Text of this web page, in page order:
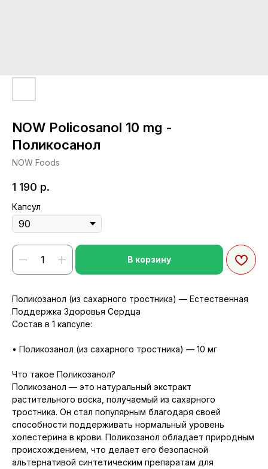
NOW Policosanol 10 mg -
Поликосанол
NOW Foods
1 190 р.
Капсул
В корзину
Поликозанол (из сахарного тростника) — Естественная
Поддержка Здоровья Сердца
Состав в 1 капсуле:
• Поликозанол (из сахарного тростника) — 10 мг
Что такое Поликозанол?
Поликозанол — это натуральный экстракт
растительного воска, получаемый из сахарного
тростника. Он стал популярным благодаря своей
способности поддерживать нормальный уровень
холестерина в крови. Поликозанол обладает природным
происхождением, что делает его безопасной
альтернативой синтетическим препаратам для